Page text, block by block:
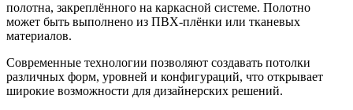
полотна, закреплённого на каркасной системе. Полотно
может быть выполнено из ПВХ-плёнки или тканевых
материалов.
Современные технологии позволяют создавать потолки
различных форм, уровней и конфигураций, что открывает
широкие возможности для дизайнерских решений.